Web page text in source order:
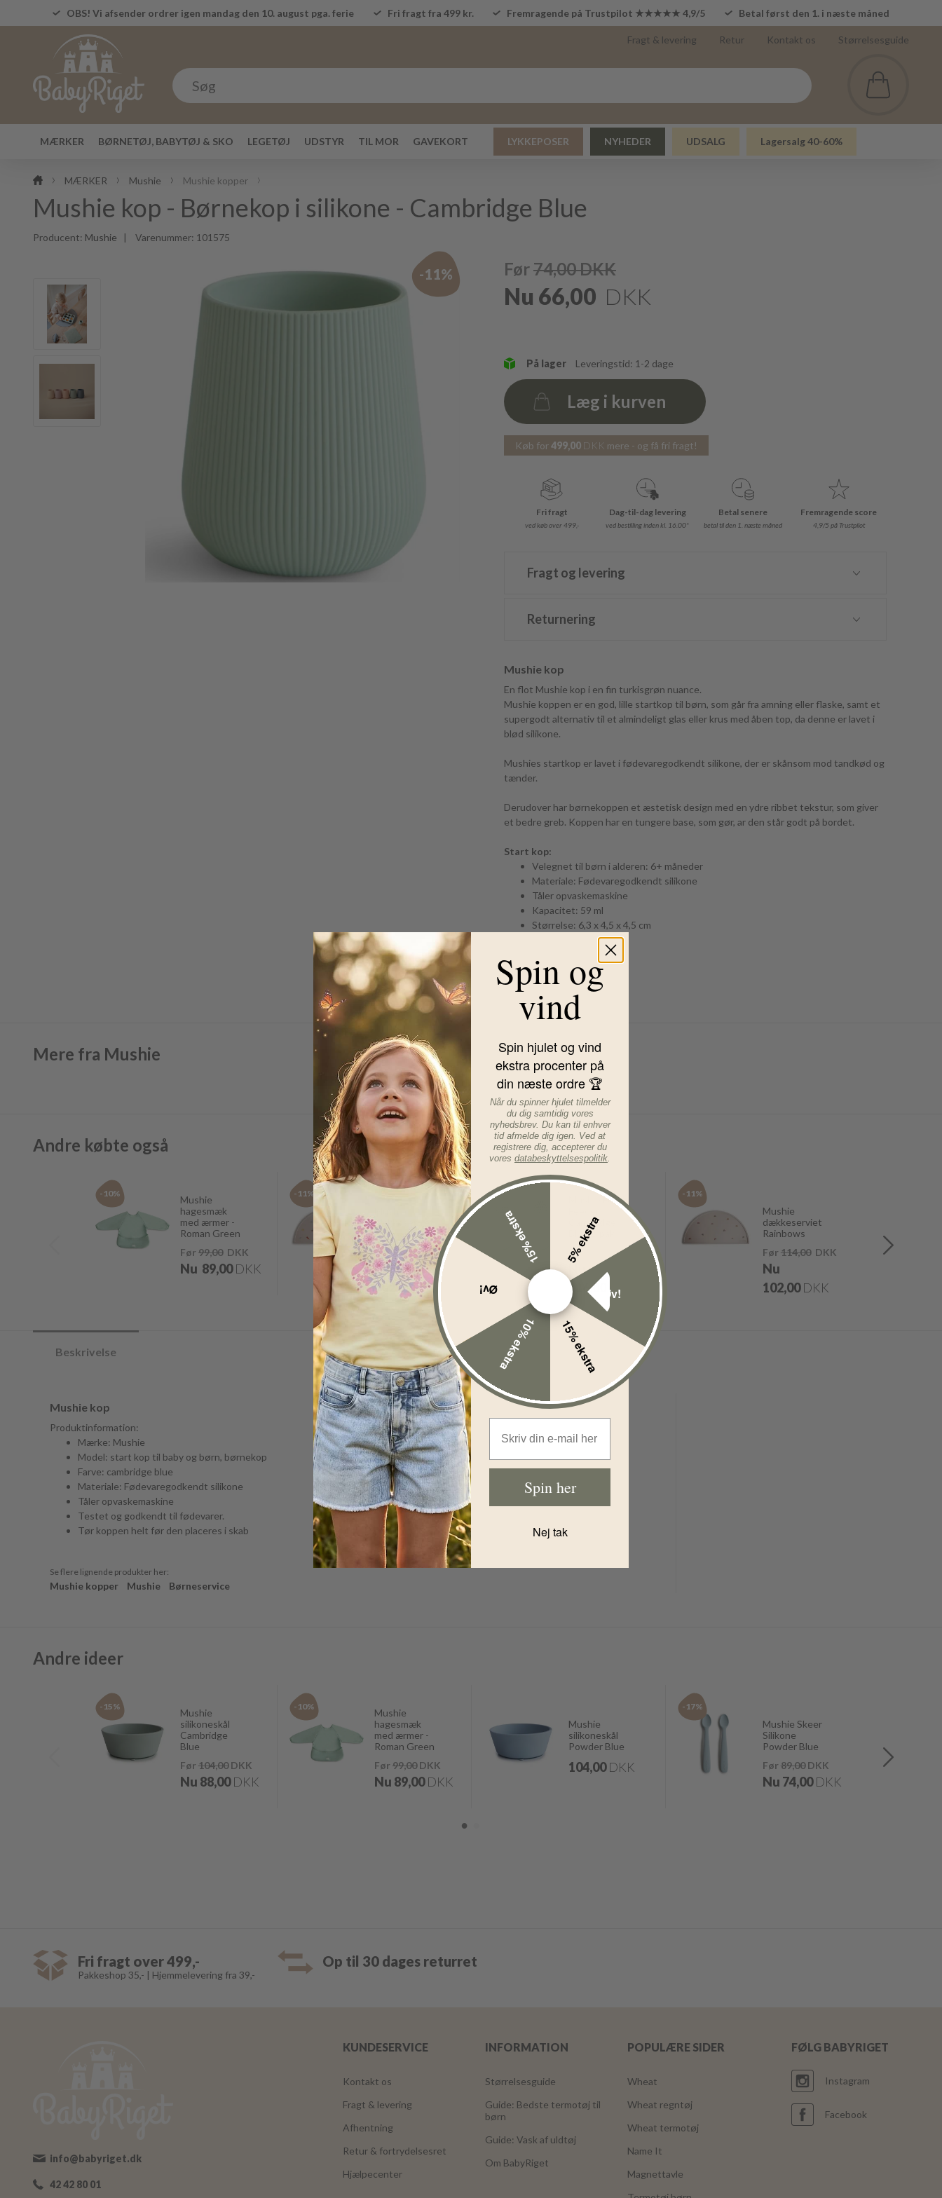
OBS! Vi afsender ordrer igen mandag den 10. august pga. ferie Fri fragt fra 499 kr. Fremragende på Trustpilot ★★★★★ 4,9/5 Betal først den 1. i næste måned
Fragt & levering Retur Kontakt os Størrelsesguide
MÆRKER BØRNETØJ, BABYTØJ & SKO LEGETØJ UDSTYR TIL MOR GAVEKORT LYKKEPOSER NYHEDER UDSALG Lagersalg 40-60%
MÆRKER Mushie Mushie kopper
Mushie kop - Børnekop i silikone - Cambridge Blue
Producent: Mushie | Varenummer: 101575
-11% Før74,00DKK
Nu 66,00 DKK
På lager Leveringstid: 1-2 dage
Antal
Læg i kurven
Køb for499,00 DKK mere - og få fri fragt!
Fri fragt
ved køb over 499,-
Dag-til-dag levering
ved bestilling inden kl. 16.00*
Betal senere
betal til den 1. næste måned
Fremragende score
4,9/5 på Trustpilot
Fragt og levering
Returnering
Mushie kop
En flot Mushie kop i en fin turkisgrøn nuance.
Mushie koppen er en god, lille startkop til børn, som går fra amning eller flaske, samt et
supergodt alternativ til et almindeligt glas eller krus med åben top, da denne er lavet i
blød silikone.
Mushies startkop er lavet i fødevaregodkendt silikone, der er skånsom mod tandkød og
tænder.
Derudover har børnekoppen et æstetisk design med en ydre ribbet tekstur, som giver
et bedre greb. Koppen har en tungere base, som gør, ar den står godt på bordet.
Start kop:
Velegnet til børn i alderen: 6+ måneder
Materiale: Fødevaregodkendt silikone
Tåler opvaskemaskine
Kapacitet: 59 ml
Størrelse: 6,3 x 4,5 x 4,5 cm
Mere fra Mushie
Andre købte også
-10%
Mushie
hagesmæk
med ærmer -
Roman Green
Før 99,00DKK
Nu 89,00 DKK
-11%
dækkeserviet
Dinosaurs
Før114,00DKK
Nu
102,00DKK
-10%
Mushie Food
Cambridge
Blue 2-pak
Før
129,00DKK
Nu
116,00
DKK
-11%
Mushie
dækkeserviet
Rainbows
Før 114,00DKK
Nu
102,00 DKK
Beskrivelse
Mushie kop
Produktinformation:
Mærke: Mushie
Model: start kop til baby og børn, børnekop
Farve: cambridge blue
Materiale: Fødevaregodkendt silikone
Tåler opvaskemaskine
Testet og godkendt til fødevarer.
Tør koppen helt før den placeres i skab
Se flere lignende produkter her:
Mushie kopper Mushie Børneservice
Andre ideer
-15%
Mushie
silikoneskål
Cambridge
Blue
Før 104,00DKK
Nu 88,00 DKK
-10%
Mushie
hagesmæk
med ærmer -
Roman Green
Før 99,00DKK
Nu 89,00 DKK
Mushie
silikoneskål
Powder Blue
104,00 DKK
-17%
Mushie Skeer
Silikone
Powder Blue
Før 89,00DKK
Nu 74,00 DKK
Fri fragt over 499,-
Pakkeshop 35,- | Hjemmelevering fra 39,-
Op til 30 dages returret
info@babyriget.dk
42 42 80 01
KUNDESERVICE
Kontakt os
Fragt & levering
Afhentning
Retur & fortrydelsesret
Hjælpecenter
INFORMATION
Størrelsesguide
Guide: Bedste termotøj til
børn
Guide: Vask af uldtøj
Om BabyRiget
POPULÆRE SIDER
Wheat
Wheat regntøj
Wheat termotøj
Name It
Magnettavle
FØLG BABYRIGET
Instagram
Facebook
Spin og
vind
Spin hjulet og vind
ekstra procenter på
din næste ordre 🏆
Når du spinner hjulet tilmelder
du dig samtidig vores
nyhedsbrev. Du kan til enhver
tid afmelde dig igen. Ved at
registrere dig, accepterer du
vores databeskyttelsespolitik
5% ekstra
Øv!
15% ekstra
10% ekstra
Øv!
15% ekstra
Spin her
Nej tak